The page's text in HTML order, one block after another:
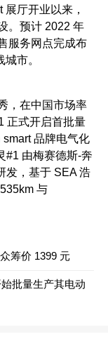
厅开业以来，
。预计 2022 年
服务网点完成布
市。
，在中国市场率
正式开启首批量
品牌电气化
#1 由梅赛德斯-奔
发，基于 SEA 浩
与
筹价 1399 元
批量生产其电动